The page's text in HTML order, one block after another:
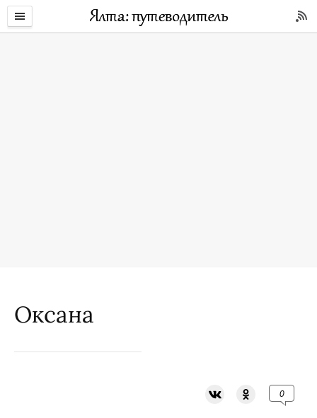
Оксана
0